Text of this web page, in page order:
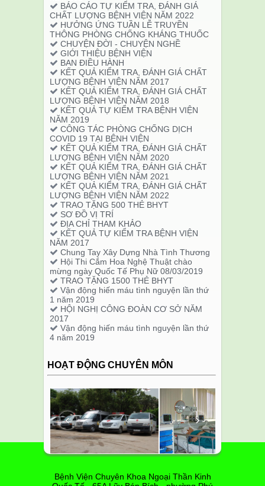
BÁO CÁO TỰ KIỂM TRA, ĐÁNH GIÁ
CHẤT LƯỢNG BỆNH VIỆN NĂM 2022
HƯỞNG ỨNG TUẦN LỄ TRUYỀN
THÔNG PHÒNG CHỐNG KHÁNG THUỐC
CHUYỆN ĐỜI - CHUYỆN NGHỀ
GIỚI THIỆU BỆNH VIỆN
BAN ĐIỀU HÀNH
KẾT QUẢ KIỂM TRA, ĐÁNH GIÁ CHẤT
LƯỢNG BỆNH VIỆN NĂM 2017
KẾT QUẢ KIỂM TRA, ĐÁNH GIÁ CHẤT
LƯỢNG BỆNH VIỆN NĂM 2018
KẾT QUẢ TỰ KIỂM TRA BỆNH VIỆN
NĂM 2019
CÔNG TÁC PHÒNG CHỐNG DỊCH
COVID 19 TẠI BỆNH VIỆN
KẾT QUẢ KIỂM TRA, ĐÁNH GIÁ CHẤT
LƯỢNG BỆNH VIỆN NĂM 2020
KẾT QUẢ KIỂM TRA, ĐÁNH GIÁ CHẤT
LƯỢNG BỆNH VIỆN NĂM 2021
KẾT QUẢ KIỂM TRA, ĐÁNH GIÁ CHẤT
LƯỢNG BỆNH VIỆN NĂM 2022
TRAO TẶNG 500 THẺ BHYT
SƠ ĐỒ VỊ TRÍ
ĐỊA CHỈ THAM KHẢO
KẾT QUẢ TỰ KIỂM TRA BỆNH VIỆN
NĂM 2017
Chung Tay Xây Dựng Nhà Tình Thương
Hội Thi Cắm Hoa Nghệ Thuật chào
mừng ngày Quốc Tế Phụ Nữ 08/03/2019
TRAO TẶNG 1500 THẺ BHYT
Vận động hiến máu tình nguyện lần thứ
1 năm 2019
HỘI NGHỊ CÔNG ĐOÀN CƠ SỞ NĂM
2017
Vận động hiến máu tình nguyện lần thứ
4 năm 2019
HOẠT ĐỘNG CHUYÊN MÔN
‹ ›
Bệnh Viện Chuyên Khoa Ngoại Thần Kinh